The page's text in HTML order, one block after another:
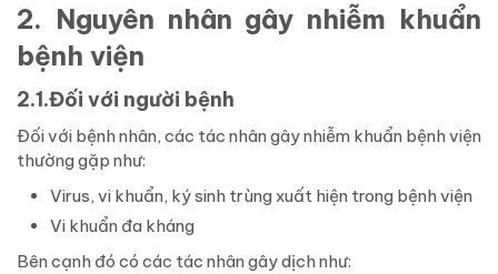
2. Nguyên nhân gây nhiễm khuẩn
bệnh viện
2.1.Đối với người bệnh
Đối với bệnh nhân, các tác nhân gây nhiễm khuẩn bệnh viện
thường gặp như:
Virus, vi khuẩn, ký sinh trùng xuất hiện trong bệnh viện
Vi khuẩn đa kháng
Bên cạnh đó có các tác nhân gây dịch như: